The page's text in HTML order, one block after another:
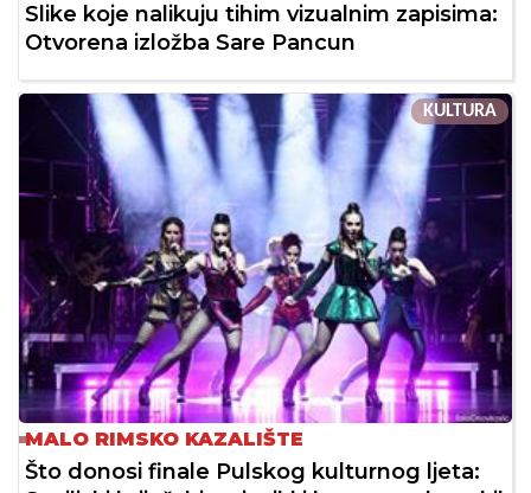
Slike koje nalikuju tihim vizualnim zapisima:
Otvorena izložba Sare Pancun
KULTURA
MALO RIMSKO KAZALIŠTE
Što donosi finale Pulskog kulturnog ljeta: